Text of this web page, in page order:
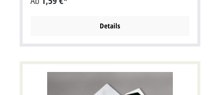
Details